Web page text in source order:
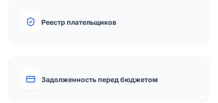
Реестр плательщиков
Задолженность перед бюджетом